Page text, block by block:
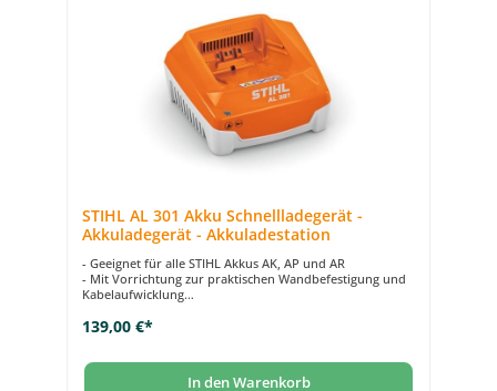
STIHL AL 301 Akku Schnellladegerät -
Akkuladegerät - Akkuladestation
- Geeignet für alle STIHL Akkus AK, AP und AR
- Mit Vorrichtung zur praktischen Wandbefestigung und
Kabelaufwicklung
- 6,5 A Ladestrom für schnelle Ladezeiten
139,00 €*
In den Warenkorb